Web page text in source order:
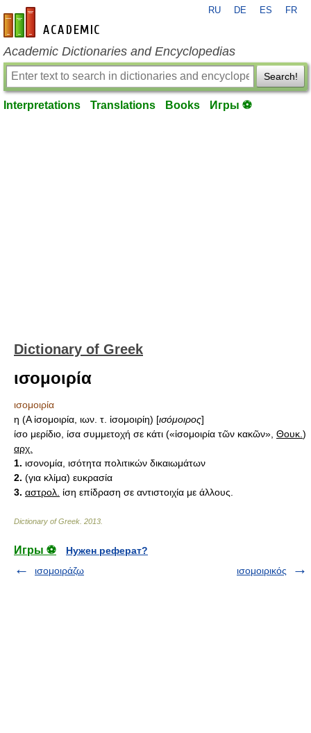
en-academic.com
RU DE ES FR
Academic Dictionaries and Encyclopedias
Search!
Interpretations Translations Books Игры ⚽
Dictionary of Greek
ισομοιρία
ισομοιρία
η (Α ἰσομοιρία, ιων. τ. ἰσομοιρίη) [ισόμοιρος]
ίσο μερίδιο, ίσα συμμετοχή σε κάτι («ἰσομοιρία τῶν κακῶν», Θουκ. )
αρχ.
1. ισονομία, ισότητα πολιτικών δικαιωμάτων
2. (για κλίμα) ευκρασία
3. αστρολ. ίση επίδραση σε αντιστοιχία με άλλους.
Dictionary of Greek 2013
Игры ⚽
Нужен реферат?
ισομοιράζω
ισομοιρικός